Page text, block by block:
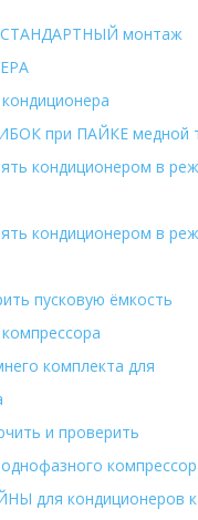
СТАНДАРТНЫЙ монтаж
при ПАЙКЕ медной
кондиционером в
кондиционером в
пусковую ёмкость
комплекта для
и проверить
для кондиционеров